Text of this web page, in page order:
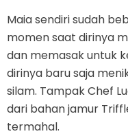
Maia sendiri sudah
momen saat dirinya
dan memasak untuk
dirinya baru saja
silam. Tampak Chef
dari bahan jamur
termahal.